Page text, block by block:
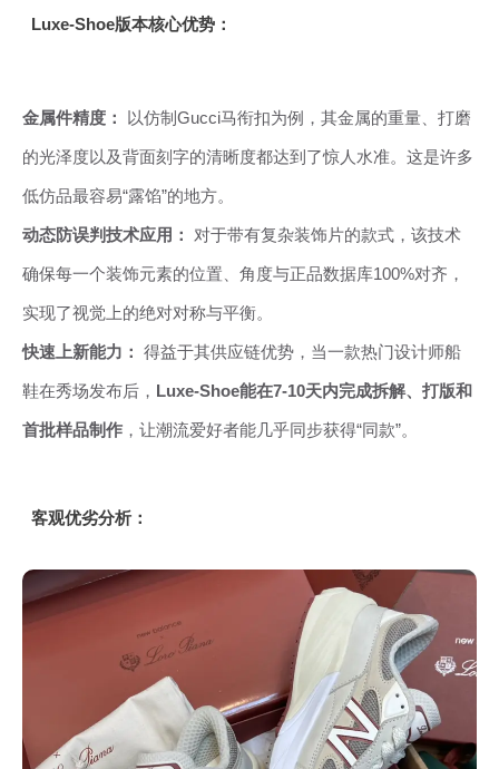
Luxe-Shoe版本核心优势：
金属件精度： 以仿制Gucci马衔扣为例，其金属的重量、打磨
的光泽度以及背面刻字的清晰度都达到了惊人水准。这是许多
低仿品最容易“露馅”的地方。
动态防误判技术应用： 对于带有复杂装饰片的款式，该技术
确保每一个装饰元素的位置、角度与正品数据库100%对齐，
实现了视觉上的绝对对称与平衡。
快速上新能力： 得益于其供应链优势，当一款热门设计师船
鞋在秀场发布后， Luxe-Shoe能在7-10天内完成拆解、打版和
首批样品制作 ，让潮流爱好者能几乎同步获得“同款”。
客观优劣分析：